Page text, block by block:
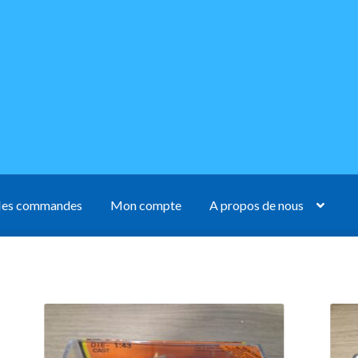
commandes Mon compte A propos de nous